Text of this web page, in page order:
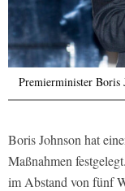
Premierminister Boris
Boris Johnson hat
Maßnahmen
im Abstand von fünf